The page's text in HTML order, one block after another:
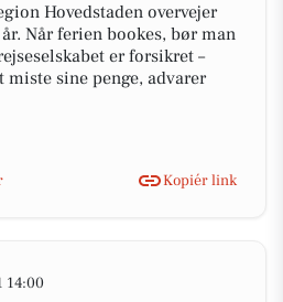
Hovedstaden overvejer
Når ferien bookes, bør man
er forsikret –
sine penge, advarer
Kopiér link
14:00